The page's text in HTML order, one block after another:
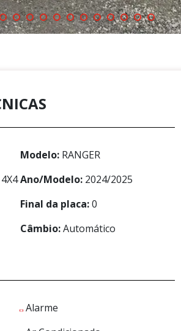
Modelo: RANGER
Ano/Modelo: 2024/2025
Final da placa:0
Câmbio:Automático
Alarme